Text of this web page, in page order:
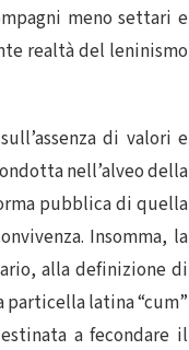
meno settari e
realtà del leninismo
di valori e
nell’alveo della
pubblica di quella
Insomma, la
alla definizione di
latina “cum”
a fecondare il